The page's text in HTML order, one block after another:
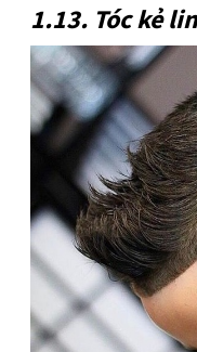
1.13. Tóc kẻ